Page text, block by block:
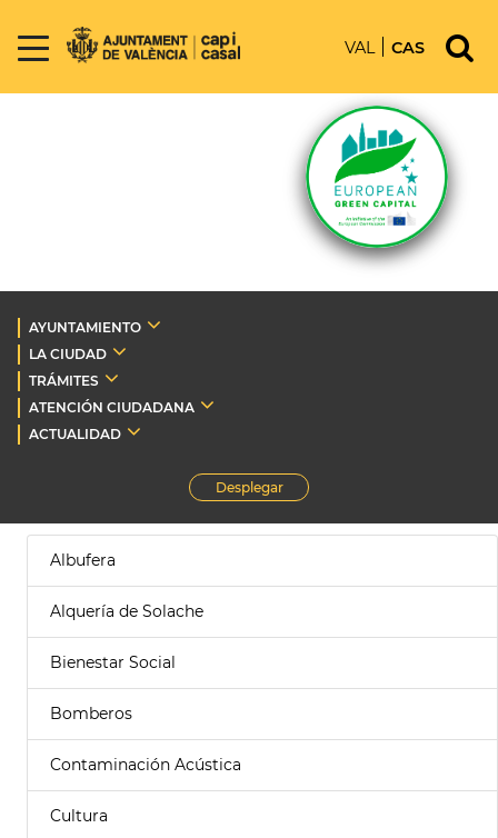
VAL CAS
AYUNTAMIENTO
LA CIUDAD
TRÁMITES
ATENCIÓN CIUDADANA
ACTUALIDAD
Desplegar
Albufera
Alquería de Solache
Bienestar Social
Bomberos
Contaminación Acústica
Cultura